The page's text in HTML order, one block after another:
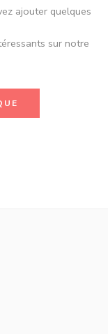
ajouter quelques
sur notre